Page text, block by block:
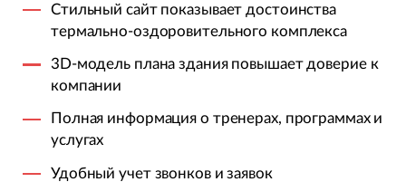
Стильный сайт показывает достоинства
термально-оздоровительного комплекса
3D-модель плана здания повышает доверие к
компании
Полная информация о тренерах, программах и
услугах
Удобный учет звонков и заявок